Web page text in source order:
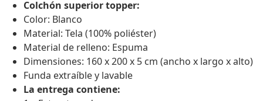
Colchón superior topper:
Color: Blanco
Material: Tela (100% poliéster)
Material de relleno: Espuma
Dimensiones: 160 x 200 x 5 cm (ancho x largo x alto)
Funda extraíble y lavable
La entrega contiene: